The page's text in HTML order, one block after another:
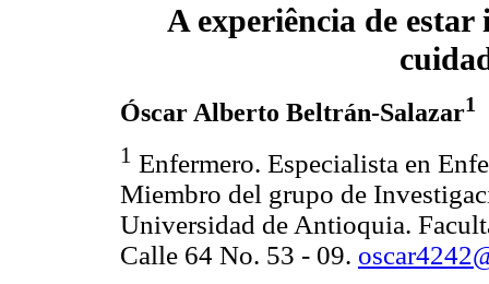
A experiência de
Óscar Alberto Beltrán-Salazar1
1 Enfermero. Especialista en
Miembro del grupo de
Universidad de Antioquia.
Calle 64 No. 53 - 09.